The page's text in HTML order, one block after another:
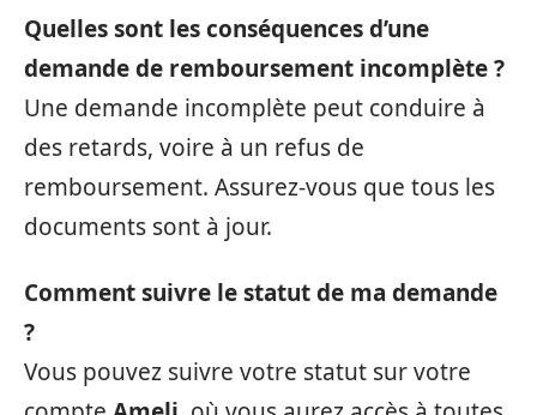
Quelles sont les conséquences d’une
demande de remboursement incomplète ?
Une demande incomplète peut conduire à
des retards, voire à un refus de
remboursement. Assurez-vous que tous les
documents sont à jour.
Comment suivre le statut de ma demande
?
Vous pouvez suivre votre statut sur votre